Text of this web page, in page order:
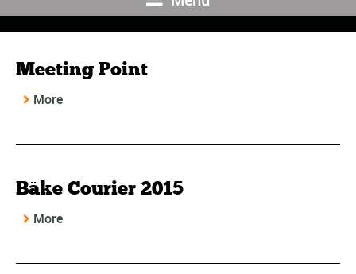
Meeting Point
More
Bäke Courier 2015
More